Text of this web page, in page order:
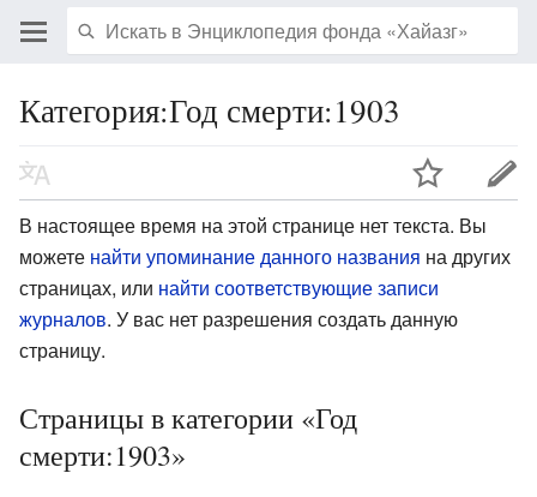
Категория:Год смерти:1903
В настоящее время на этой странице нет текста. Вы
можете найти упоминание данного названия на других
страницах, или найти соответствующие записи
журналов. У вас нет разрешения создать данную
страницу.
Страницы в категории «Год
смерти:1903»